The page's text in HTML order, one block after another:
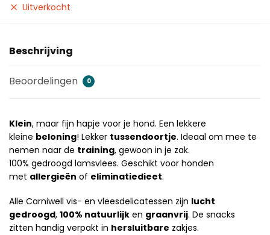
Uitverkocht
Beschrijving
Beoordelingen 0
Klein, maar fijn hapje voor je hond. Een lekkere
kleine beloning! Lekker tussendoortje. Ideaal om mee te
nemen naar de training, gewoon in je zak.
100% gedroogd lamsvlees. Geschikt voor honden
met allergieën of eliminatiedieet.
Alle Carniwell vis- en vleesdelicatessen zijn lucht
gedroogd, 100% natuurlijk en graanvrij. De snacks
zitten handig verpakt in hersluitbare zakjes.